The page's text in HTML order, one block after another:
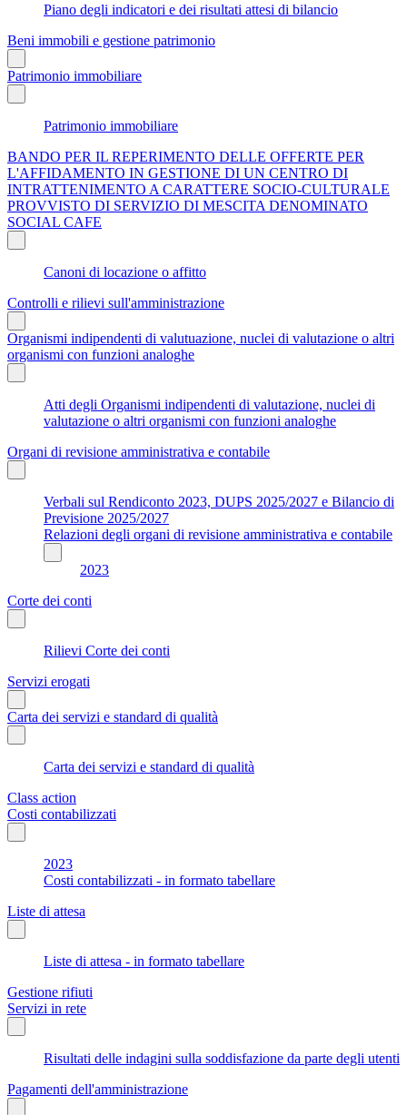
Piano degli indicatori e dei risultati attesi di bilancio
Beni immobili e gestione patrimonio
Patrimonio immobiliare
Patrimonio immobiliare
BANDO PER IL REPERIMENTO DELLE OFFERTE PER
L'AFFIDAMENTO IN GESTIONE DI UN CENTRO DI
INTRATTENIMENTO A CARATTERE SOCIO-CULTURALE
PROVVISTO DI SERVIZIO DI MESCITA DENOMINATO
SOCIAL CAFE
Canoni di locazione o affitto
Controlli e rilievi sull'amministrazione
Organismi indipendenti di valutuazione, nuclei di valutazione o altri
organismi con funzioni analoghe
Atti degli Organismi indipendenti di valutazione, nuclei di
valutazione o altri organismi con funzioni analoghe
Organi di revisione amministrativa e contabile
Verbali sul Rendiconto 2023, DUPS 2025/2027 e Bilancio di
Previsione 2025/2027
Relazioni degli organi di revisione amministrativa e contabile
2023
Corte dei conti
Rilievi Corte dei conti
Servizi erogati
Carta dei servizi e standard di qualità
Carta dei servizi e standard di qualità
Class action
Costi contabilizzati
2023
Costi contabilizzati - in formato tabellare
Liste di attesa
Liste di attesa - in formato tabellare
Gestione rifiuti
Servizi in rete
Risultati delle indagini sulla soddisfazione da parte degli utenti
Pagamenti dell'amministrazione